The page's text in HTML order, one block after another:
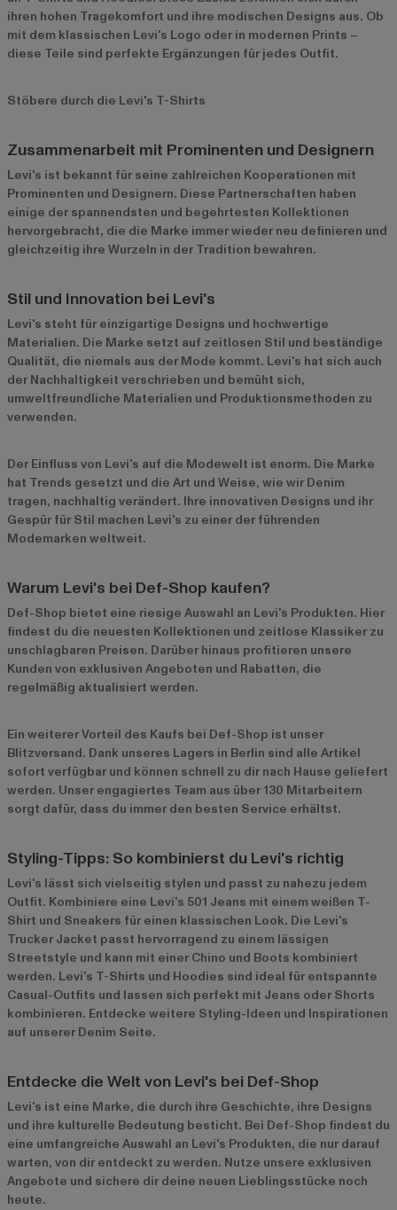
ihren hohen Tragekomfort und ihre modischen Designs aus. Ob
mit dem klassischen Levi's Logo oder in modernen Prints –
diese Teile sind perfekte Ergänzungen für jedes Outfit.
Stöbere durch die Levi's T-Shirts
Zusammenarbeit mit Prominenten und Designern
Levi's ist bekannt für seine zahlreichen Kooperationen mit
Prominenten und Designern. Diese Partnerschaften haben
einige der spannendsten und begehrtesten Kollektionen
hervorgebracht, die die Marke immer wieder neu definieren und
gleichzeitig ihre Wurzeln in der Tradition bewahren.
Stil und Innovation bei Levi's
Levi's steht für einzigartige Designs und hochwertige
Materialien. Die Marke setzt auf zeitlosen Stil und beständige
Qualität, die niemals aus der Mode kommt. Levi's hat sich auch
der Nachhaltigkeit verschrieben und bemüht sich,
umweltfreundliche Materialien und Produktionsmethoden zu
verwenden.
Der Einfluss von Levi's auf die Modewelt ist enorm. Die Marke
hat Trends gesetzt und die Art und Weise, wie wir Denim
tragen, nachhaltig verändert. Ihre innovativen Designs und ihr
Gespür für Stil machen Levi's zu einer der führenden
Modemarken weltweit.
Warum Levi's bei Def-Shop kaufen?
Def-Shop bietet eine riesige Auswahl an Levi's Produkten. Hier
findest du die neuesten Kollektionen und zeitlose Klassiker zu
unschlagbaren Preisen. Darüber hinaus profitieren unsere
Kunden von exklusiven Angeboten und Rabatten, die
regelmäßig aktualisiert werden.
Ein weiterer Vorteil des Kaufs bei Def-Shop ist unser
Blitzversand. Dank unseres Lagers in Berlin sind alle Artikel
sofort verfügbar und können schnell zu dir nach Hause geliefert
werden. Unser engagiertes Team aus über 130 Mitarbeitern
sorgt dafür, dass du immer den besten Service erhältst.
Styling-Tipps: So kombinierst du Levi's richtig
Levi's lässt sich vielseitig stylen und passt zu nahezu jedem
Outfit. Kombiniere eine Levi's 501 Jeans mit einem weißen T-
Shirt und Sneakers für einen klassischen Look. Die Levi's
Trucker Jacket passt hervorragend zu einem lässigen
Streetstyle und kann mit einer Chino und Boots kombiniert
werden. Levi's T-Shirts und Hoodies sind ideal für entspannte
Casual-Outfits und lassen sich perfekt mit Jeans oder Shorts
kombinieren. Entdecke weitere Styling-Ideen und Inspirationen
auf unserer Denim Seite.
Entdecke die Welt von Levi's bei Def-Shop
Levi's ist eine Marke, die durch ihre Geschichte, ihre Designs
und ihre kulturelle Bedeutung besticht. Bei Def-Shop findest du
eine umfangreiche Auswahl an Levi's Produkten, die nur darauf
warten, von dir entdeckt zu werden. Nutze unsere exklusiven
Angebote und sichere dir deine neuen Lieblingsstücke noch
heute.